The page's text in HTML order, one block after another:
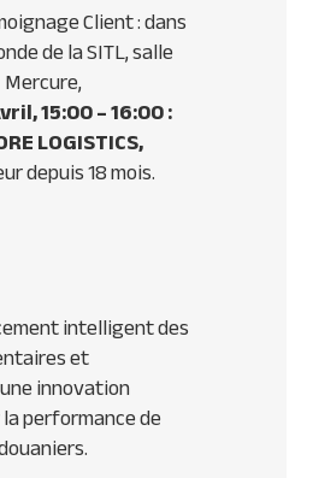
Client : dans
de la SITL, salle
Mercure,
15:00 – 16:00 :
LOGISTICS,
depuis 18 mois.
intelligent des
et
innovation
la performance de